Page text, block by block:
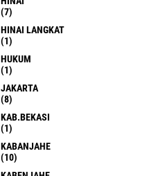
(7)
HINAI LANGKAT
(1)
HUKUM
(1)
JAKARTA
(8)
KAB.BEKASI
(1)
KABANJAHE
(10)